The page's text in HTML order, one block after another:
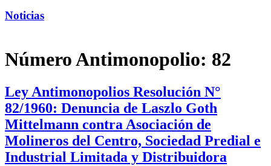
Noticias
Número Antimonopolio: 82
Ley Antimonopolios Resolución N°
82/1960: Denuncia de Laszlo Goth
Mittelmann contra Asociación de
Molineros del Centro, Sociedad Predial e
Industrial Limitada y Distribuidora